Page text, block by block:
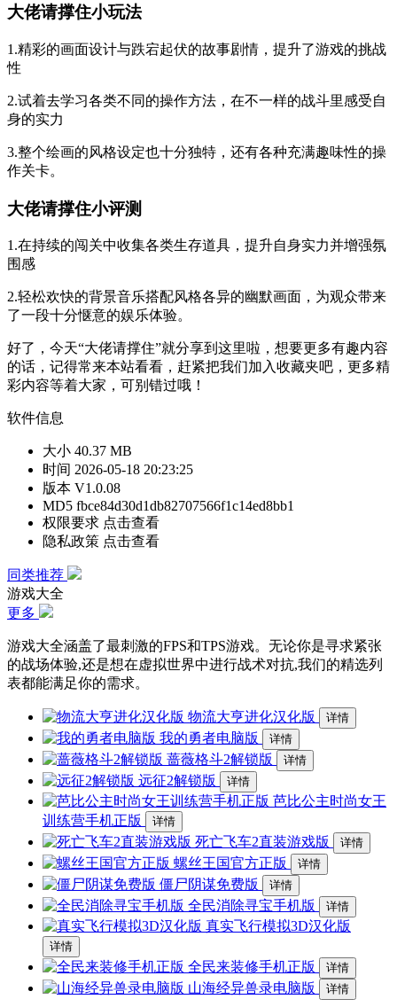
大佬请撑住小玩法
1.精彩的画面设计与跌宕起伏的故事剧情，提升了游戏的挑战
性
2.试着去学习各类不同的操作方法，在不一样的战斗里感受自
身的实力
3.整个绘画的风格设定也十分独特，还有各种充满趣味性的操
作关卡。
大佬请撑住小评测
1.在持续的闯关中收集各类生存道具，提升自身实力并增强氛
围感
2.轻松欢快的背景音乐搭配风格各异的幽默画面，为观众带来
了一段十分惬意的娱乐体验。
好了，今天“大佬请撑住”就分享到这里啦，想要更多有趣内容
的话，记得常来本站看看，赶紧把我们加入收藏夹吧，更多精
彩内容等着大家，可别错过哦！
软件信息
大小 40.37 MB
时间 2026-05-18 20:23:25
版本 V1.0.08
MD5 fbce84d30d1db82707566f1c14ed8bb1
权限要求 点击查看
隐私政策 点击查看
同类推荐
游戏大全
更多
游戏大全涵盖了最刺激的FPS和TPS游戏。无论你是寻求紧张
的战场体验,还是想在虚拟世界中进行战术对抗,我们的精选列
表都能满足你的需求。
物流大亨进化汉化版 详情
我的勇者电脑版 详情
蔷薇格斗2解锁版 详情
远征2解锁版 详情
芭比公主时尚女王
训练营手机正版
详情
死亡飞车2直装游戏版 详情
螺丝王国官方正版 详情
僵尸阴谋免费版 详情
全民消除寻宝手机版 详情
真实飞行模拟3D汉化版
详情
全民来装修手机正版 详情
山海经异兽录电脑版 详情